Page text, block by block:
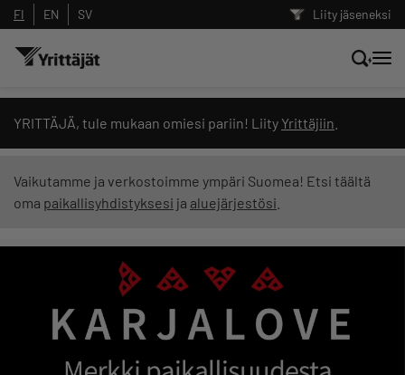
Liity jäseneksi
FI EN SV
YRITTÄJÄ, tule mukaan omiesi pariin! Liity Yrittäjiin
Vaikutamme ja verkostoimme ympäri Suomea! Etsi täältä
oma paikallisyhdistyksesi ja aluejärjestösi
Hae sivustolta tai kysy suoraan
Yrittäjien tekoälyltä
Suodata hakutuloksia: näytä kaikki sisältö